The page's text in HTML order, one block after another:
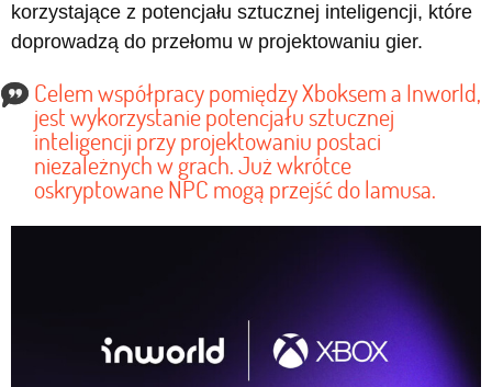
korzystające z potencjału sztucznej inteligencji, które
doprowadzą do przełomu w projektowaniu gier.
Celem współpracy pomiędzy Xboksem a Inworld,
jest wykorzystanie potencjału sztucznej
inteligencji przy projektowaniu postaci
niezależnych w grach. Już wkrótce
oskryptowane NPC mogą przejść do lamusa.